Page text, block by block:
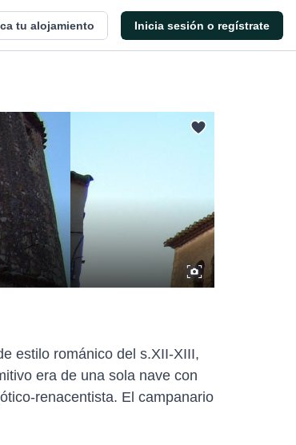
tu alojamiento Inicia sesión o regístrate
estilo románico del s.XII-XIII,
era de una sola nave con
renacentista. El campanario